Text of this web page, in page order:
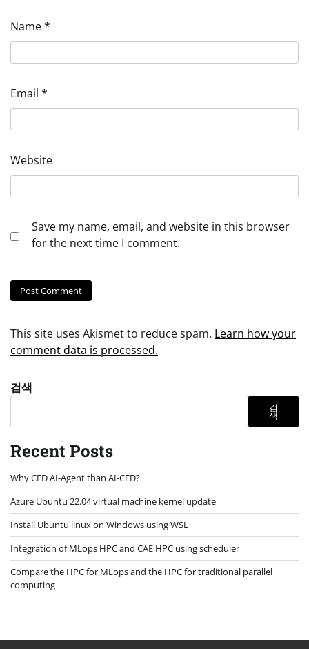
Name*
Email *
Website
Save my name, email, and website in this browser
for the next time I comment.
This site uses Akismet to reduce spam. Learn how your
comment data is processed.
검색
검
색
Recent Posts
Why CFD AI-Agent than AI-CFD?
Azure Ubuntu 22.04 virtual machine kernel update
Install Ubuntu linux on Windows using WSL
Integration of MLops HPC and CAE HPC using scheduler
Compare the HPC for MLops and the HPC for traditional parallel
computing